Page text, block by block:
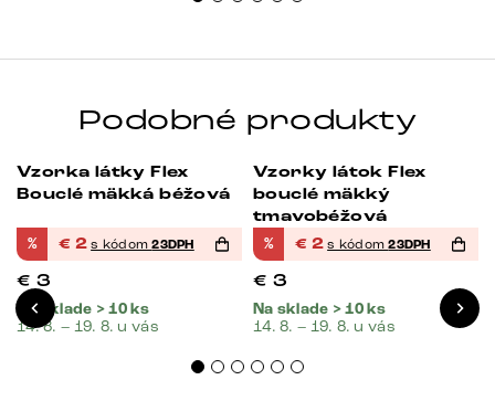
Podobné produkty
Vzorka látky Flex
Bouclé mäkká béžová
% € 2 s kódom23DPH
€ 3
Na sklade > 10 ks
14. 8. – 19. 8. u vás
Vzorky látok Flex
bouclé mäkký
tmavobéžová
%
€ 2 s kódom23DPH
€ 3
Na sklade > 10 ks
14. 8. – 19. 8. u vás